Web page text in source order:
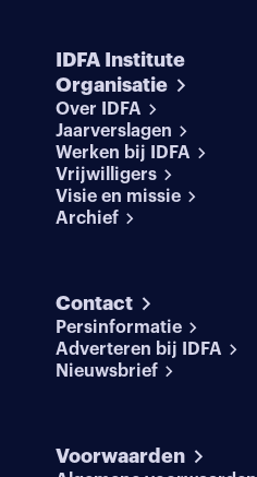
IDFA Institute
Organisatie
Over IDFA
Jaarverslagen
Werken bij IDFA
Vrijwilligers
Visie en missie
Archief
Contact
Persinformatie
Adverteren bij IDFA
Nieuwsbrief
Voorwaarden